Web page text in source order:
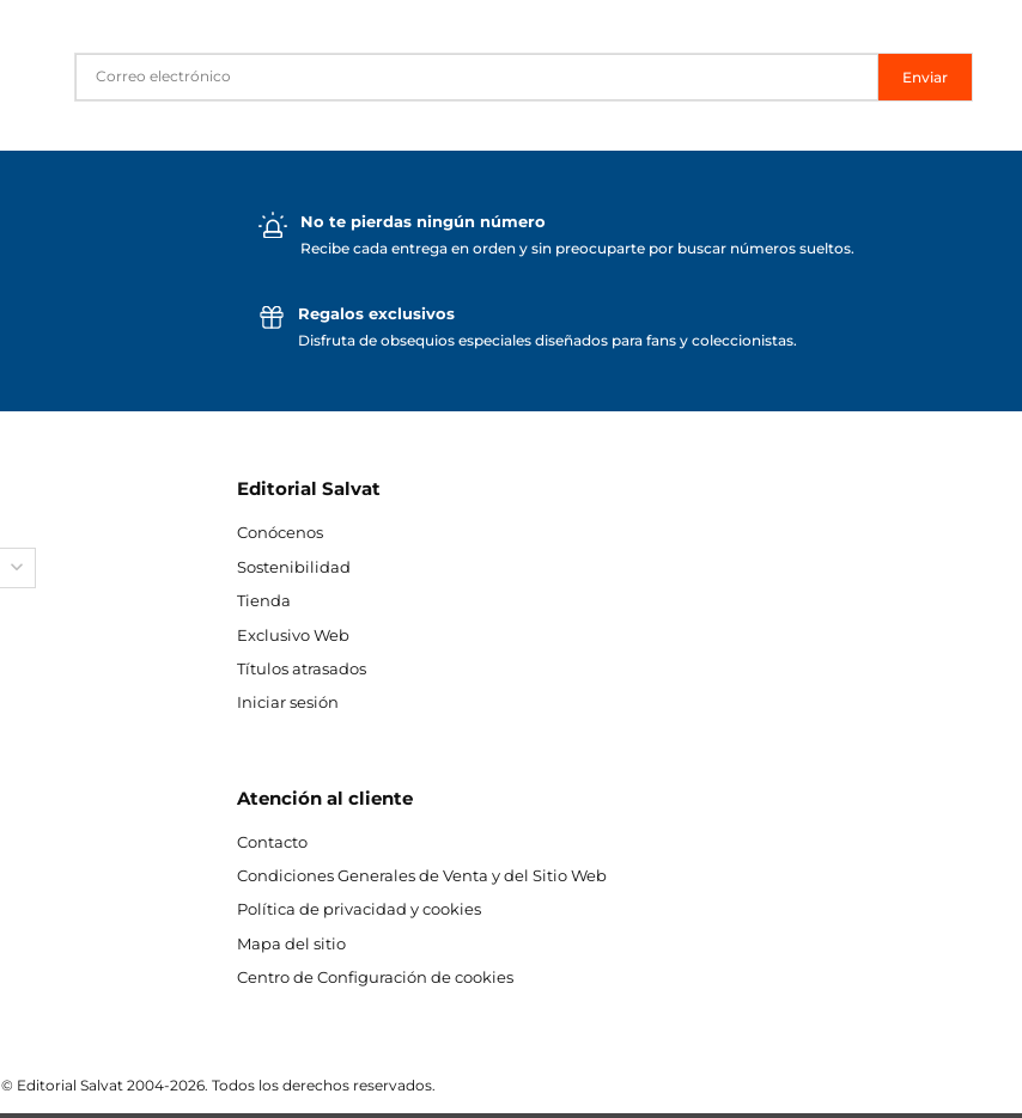
Enviar
No te pierdas ningún número
Recibe cada entrega en orden y sin preocuparte por buscar números sueltos.
Regalos exclusivos
Disfruta de obsequios especiales diseñados para fans y coleccionistas.
Editorial Salvat
Conócenos
Sostenibilidad
Tienda
Exclusivo Web
Títulos atrasados
Iniciar sesión
Atención al cliente
Contacto
Condiciones Generales de Venta y del Sitio Web
Política de privacidad y cookies
Mapa del sitio
Centro de Configuración de cookies
© Editorial Salvat 2004-2026. Todos los derechos reservados.